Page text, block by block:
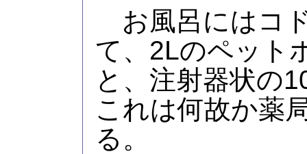
お風呂にはコ
て、2Lのペット
と、注射器状の
これは何故か薬
る。